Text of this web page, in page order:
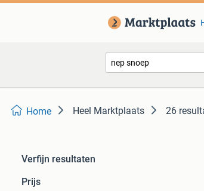
Home Heel Marktplaats 26
Verfijn resultaten
Prijs